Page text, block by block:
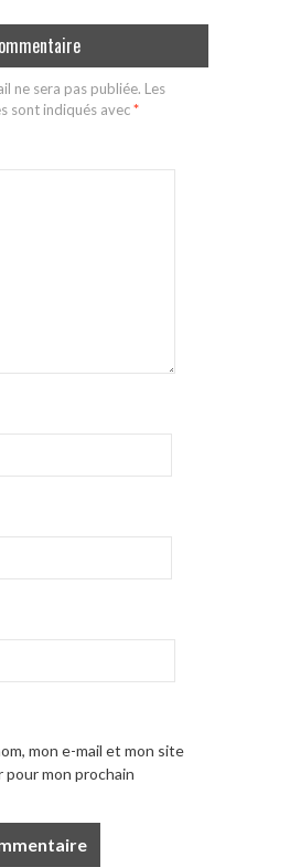
ne sera pas publiée. Les
sont indiqués avec*
mon e-mail et mon site
pour mon prochain